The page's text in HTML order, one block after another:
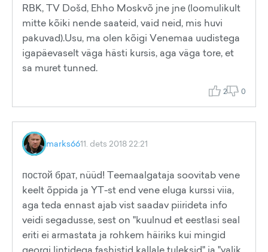
RBK, TV Došd, Ehho Moskvõ jne jne (loomulikult
mitte kõiki nende saateid, vaid neid, mis huvi
pakuvad).Usu, ma olen kõigi Venemaa uudistega
igapäevaselt väga hästi kursis, aga väga tore, et
sa muret tunned.
2 0
marks6611. dets 2018 22:21
постой брат, nüüd! Teemaalgataja soovitab vene
keelt õppida ja YT-st end vene eluga kurssi viia,
aga teda ennast ajab vist saadav piirideta info
veidi segadusse, sest on "kuulnud et eestlasi seal
eriti ei armastata ja rohkem häiriks kui mingid